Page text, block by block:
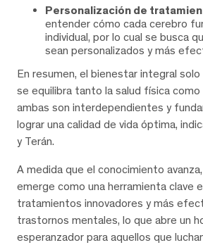
Personalización de
entender cómo cada cerebro
individual, por lo cual se busca
sean personalizados y más
En resumen, el bienestar integral solo
se equilibra tanto la salud física como
ambas son interdependientes y
lograr una calidad de vida óptima,
y Terán.
A medida que el conocimiento
emerge como una herramienta clave
tratamientos innovadores y más
trastornos mentales, lo que abre un
esperanzador para aquellos que